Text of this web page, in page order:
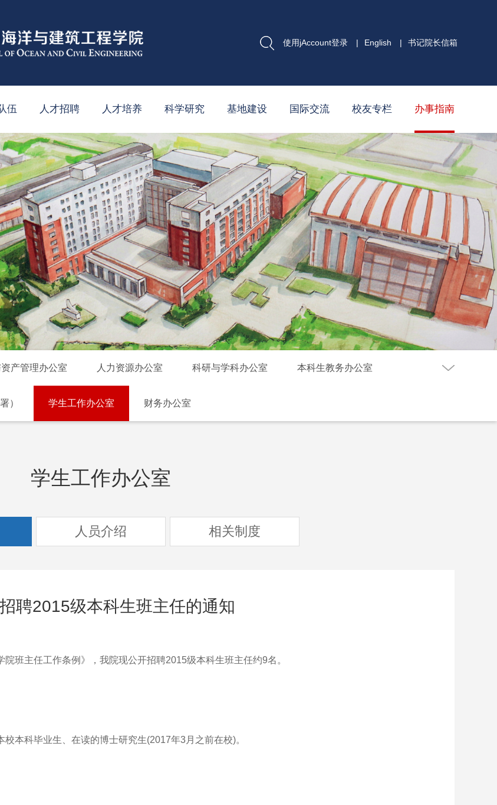
使用jAccount登录 | English | 书记院长信箱
伍 人才招聘 人才培养 科学研究 基地建设 国际交流 校友专栏 办事指南
产管理办公室 人力资源办公室 科研与学科办公室 本科生教务办公室
） 学生工作办公室 财务办公室
学生工作办公室
人员介绍 相关制度
聘2015级本科生班主任的通知
主任工作条例》，我院现公开招聘2015级本科生班主任约9名。
科毕业生、在读的博士研究生(2017年3月之前在校)。